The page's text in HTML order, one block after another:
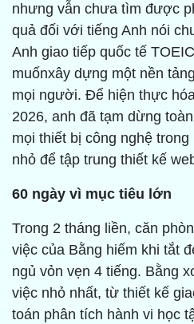
nhưng vẫn chưa tìm được
quả đối với tiếng Anh nói
Anh giao tiếp quốc tế
muốnxây dựng một nền
mọi người. Để hiện thực
2026, anh đã tạm dừng
mọi thiết bị công nghệ
nhỏ để tập trung thiết kế
60 ngày vì mục tiêu lớn
Trong 2 tháng liền, căn
việc của Bằng hiếm khi tắt
ngủ vỏn vẹn 4 tiếng. Bằng
việc nhỏ nhất, từ thiết kế
toán phân tích hành vi học